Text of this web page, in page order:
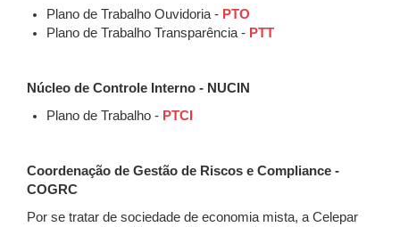
Plano de Trabalho Ouvidoria - PTO
Plano de Trabalho Transparência - PTT
Núcleo de Controle Interno - NUCIN
Plano de Trabalho - PTCI
Coordenação de Gestão de Riscos e Compliance -
COGRC
Por se tratar de sociedade de economia mista, a Celepar